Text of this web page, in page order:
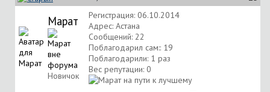
Марат
Новичок
Регистрация: 06.10.2014
Адрес: Астана
Сообщений: 22
Поблагодарил сам:: 19
Поблагодарили: 1 раз
Вес репутации: 0